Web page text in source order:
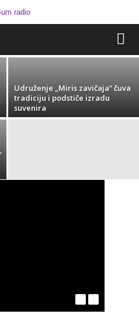
od vrtke napravio
Udruženje „Miris zavičaja“ čuva
tradiciju i podstiče izradu
suvenira